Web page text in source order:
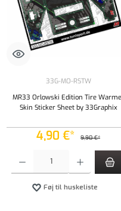
33G-MO-RSTW
MR33 Orlowski Edition Tire
Skin Sticker Sheet by 33Graphix
4,90 €* 9,90 €*
Føj til huskeliste